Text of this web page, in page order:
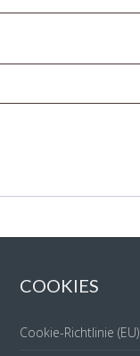
COOKIES
Cookie-Richtlinie (EU)